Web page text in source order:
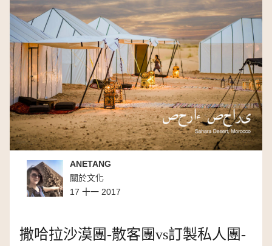
ANETANG
關於文化
17 十一 2017
撒哈拉沙漠團-散客團vs訂製私人團-